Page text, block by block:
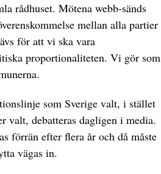
rådhuset. Mötena webb-sänds
mellan alla partier
för att vi ska vara
proportionaliteten. Vi gör som
som Sverige valt, i stället
valt, debatteras dagligen i media.
förrän efter flera år och då måste
vägas in.